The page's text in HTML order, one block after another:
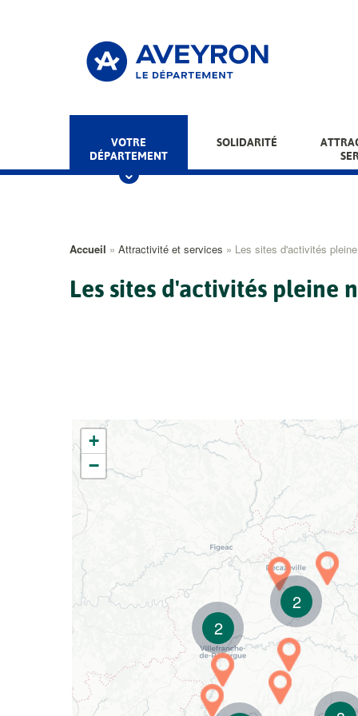
Main
menu
VOTRE
DÉPARTEMENT
SOLIDARITÉ
Fil
d'Ariane
Accueil Attractivité et services Les sites d'activités
Les sites d'activités pleine
2
2
+
−